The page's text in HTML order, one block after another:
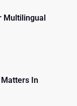
Multilingual
In